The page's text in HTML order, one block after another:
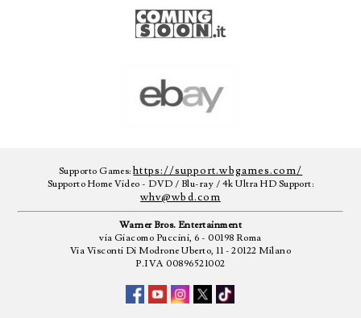
Supporto Games:https://support.wbgames.com/
Supporto Home Video - DVD / Blu-ray / 4k Ultra HD Support:
whv@wbd.com
Warner Bros. Entertainment
via Giacomo Puccini, 6 - 00198 Roma
Via Visconti Di Modrone Uberto, 11 - 20122 Milano
P.IVA 00896521002